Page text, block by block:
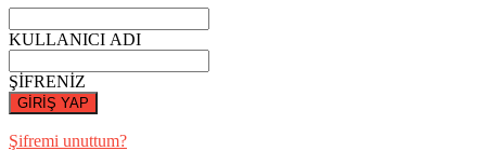
KULLANICI ADI
ŞİFRENİZ
GİRİŞ YAP
Şifremi unuttum?